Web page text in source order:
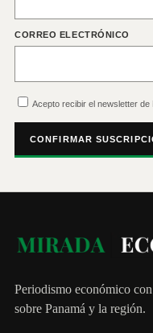
CORREO ELECTRÓNICO
Acepto recibir el newsletter
CONFIRMAR
Periodismo económico
sobre Panamá y la región.